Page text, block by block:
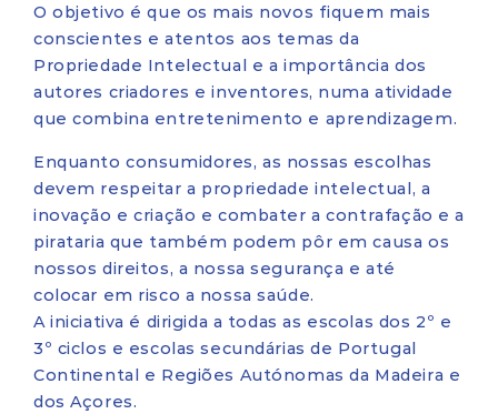
O objetivo é que os mais novos fiquem mais
conscientes e atentos aos temas da
Propriedade Intelectual e a importância dos
autores criadores e inventores, numa atividade
que combina entretenimento e aprendizagem.
Enquanto consumidores, as nossas escolhas
devem respeitar a propriedade intelectual, a
inovação e criação e combater a contrafação e a
pirataria que também podem pôr em causa os
nossos direitos, a nossa segurança e até
colocar em risco a nossa saúde.
A iniciativa é dirigida a todas as escolas dos 2º e
3º ciclos e escolas secundárias de Portugal
Continental e Regiões Autónomas da Madeira e
dos Açores.